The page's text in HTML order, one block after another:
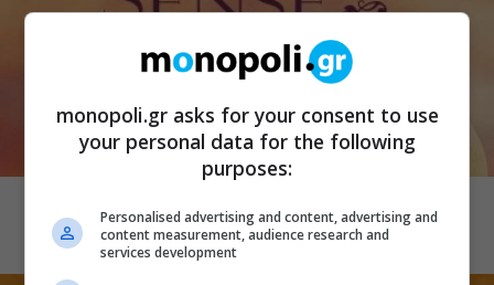
CINEMA
Λογική και ευαισθησία
monopoli.gr asks for your consent to use
your personal data for the following
purposes:
Personalised advertising and content, advertising and
content measurement, audience research and
services development